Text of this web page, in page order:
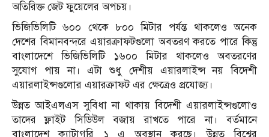
অতিরিক্ত জেট ফুয়েলের অপচয়।
ভিজিভিলিটি ৬০০ থেকে ৮০০ মিটার পর্যন্ত থাকলেও অনেক
দেশের বিমানবন্দরে এয়ারক্রাফটগুলো অবতরণ করতে পারে কিন্তু
বাংলাদেশে ভিজিভিলিটি ১৬০০ মিটার থাকলেও অবতরণের
সুযোগ পায় না। এটা শুধু দেশীয় এয়ারলাইন্স নয় বিদেশী
এয়ারলাইন্সগুলোর এয়ারক্রাফট এর ক্ষেত্রেও প্রযোজ্য।
উন্নত আইএলএস সুবিধা না থাকায় বিদেশী এয়ারলাইন্সগুলোও
তাদের ফ্লাইট সিডিউল বজায় রাখতে পারে না। বর্তমানে
বাংলাদেশ ক্যাটাগরি ১ এ অবস্থান করছে। উন্নত বিশ্বের